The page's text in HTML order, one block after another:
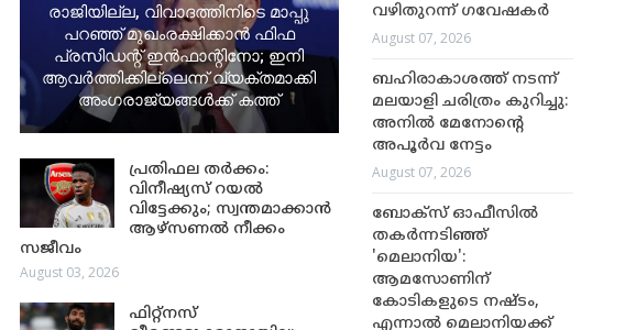
രാജിയില്ല, വിവാദത്തിനിടെ മാപ്പു
പറഞ്ഞ് മുഖംരക്ഷിക്കാൻ ഫിഫ
പ്രസിഡന്റ് ഇൻഫാന്റിനോ; ഇനി
ആവർത്തിക്കില്ലെന്ന് വ്യക്തമാക്കി
അംഗരാജ്യങ്ങൾക്ക് കത്ത്
പ്രതിഫല തർക്കം:
വിനീഷ്യസ് റയൽ
വിട്ടേക്കും; സ്വന്തമാക്കാൻ
ആഴ്സണൽ നീക്കം
സജീവം
August 03, 2026
ഫിറ്റ്നസ്
വഴിതുറന്ന് ഗവേഷകർ
August 07, 2026
ബഹിരാകാശത്ത് നടന്ന്
മലയാളി ചരിത്രം കുറിച്ചു:
അനിൽ മേനോന്റെ
അപൂർവ നേട്ടം
August 07, 2026
ബോക്സ് ഓഫീസിൽ
തകർന്നടിഞ്ഞ്
'മെലാനിയ':
ആമസോണിന്
കോടികളുടെ നഷ്ടം,
എന്നാൽ മെലാനിയക്ക്